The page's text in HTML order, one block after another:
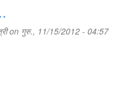
on गुरु., 11/15/2012 - 04:57